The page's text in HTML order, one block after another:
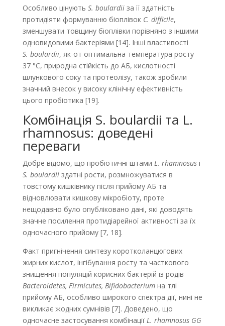
Особливо цінують S. boulardiiза її здатність
протидіяти формуванню біоплівок C. difficile,
зменшувати товщину біоплівки порівняно з іншими
одновидовими бактеріями [14]. Інші властивості
S. boulardii, як-от оптимальна температура росту
37 °C, природна стійкість до АБ, кислотності
шлункового соку та протеолізу, також зробили
значний внесок у високу клінічну ефективність
цього пробіотика [19].
Комбінація S. boulardii та L.
rhamnosus: доведені
переваги
Добре відомо, що пробіотичні штами L. rhamnosusі
S. boulardiiздатні рости, розмножуватися в
товстому кишківнику після прийому АБ та
відновлювати кишкову мікробіоту, проте
нещодавно було опуб­ліковано дані, які доводять
значне посилення протидіарейної активності за їх
одночасного прийому [7, 18].
Факт пригнічення синтезу коротколанцюгових
жирних кислот, інгібування росту та часткового
знищення популяцій корисних бактерій із родів
Bacteroidetes, Firmicutes, Bifidobacteriumна тлі
прийому АБ, особливо широкого спектра дії, нині не
викликає жодних сумнівів [7]. Доведено, що
одночасне застосування комбінації L. rhamnosus GG